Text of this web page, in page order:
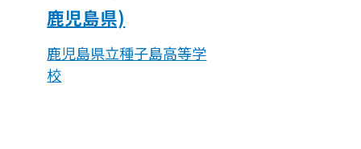
鹿児島県)
鹿児島県立種子島高等学
校